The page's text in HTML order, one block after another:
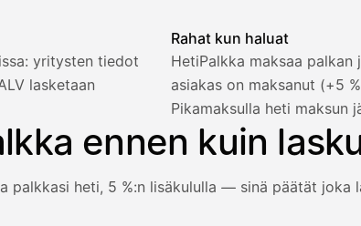
yritysten tiedot
lasketaan
Rahat kun haluat
HetiPalkka maksaa palkan
asiakas on maksanut (+5
Pikamaksulla heti maksun
ennen kuin
palkkasi heti, 5 %:n lisäkululla — sinä päätät joka
2 321,75 €